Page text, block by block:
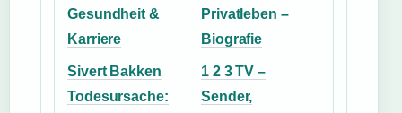
Gesundheit &
Karriere
Privatleben –
Biografie
Sivert Bakken
Todesursache:
1 2 3 TV –
Sender,